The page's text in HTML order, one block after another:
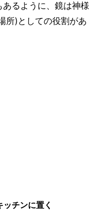
るように、鏡は神様
所)としての役割があ
チンに置く